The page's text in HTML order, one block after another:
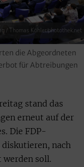
/ Thomas Köhler/photothek.net
die Abgeordneten
für Abtreibungen
stand das
erneut auf der
Die FDP-
nach
werden soll.